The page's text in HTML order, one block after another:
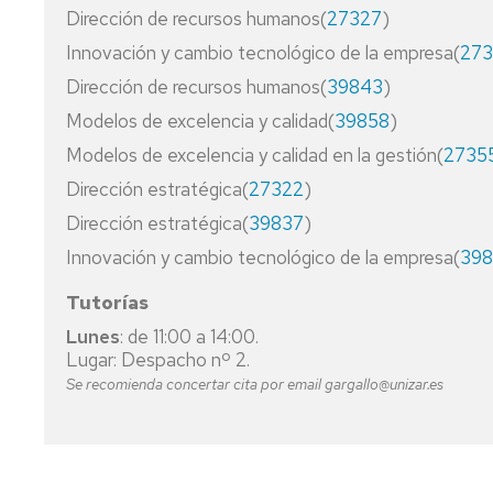
Dirección de recursos humanos(27327)
Innovación y cambio tecnológico de la empresa(
Dirección de recursos humanos(39843)
Modelos de excelencia y calidad(39858)
Modelos de excelencia y calidad en la gestión(
Dirección estratégica(27322)
Dirección estratégica(39837)
Innovación y cambio tecnológico de la empresa(
Tutorías
Lunes: de 11:00 a 14:00.
Lugar: Despacho nº 2.
Se recomienda concertar cita por email gargallo@unizar.es